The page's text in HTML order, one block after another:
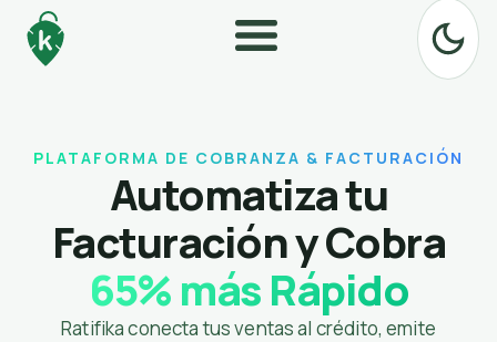
PLATAFORMA DE COBRANZA & FACTURACIÓN
Automatiza tu
Facturación y Cobra
65% más Rápido
Ratifika conecta tus ventas al crédito, emite